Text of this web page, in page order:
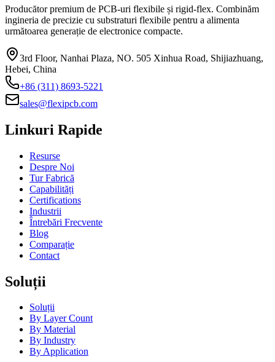
Producător premium de PCB-uri flexibile și rigid-flex. Combinăm
ingineria de precizie cu substraturi flexibile pentru a alimenta
următoarea generație de electronice compacte.
3rd Floor, Nanhai Plaza, NO. 505 Xinhua Road, Shijiazhuang,
Hebei, China
+86 (311) 8693-5221
sales@flexipcb.com
Linkuri Rapide
Resurse
Despre Noi
Tur Fabrică
Capabilități
Certifications
Industrii
Întrebări Frecvente
Blog
Comparație
Contact
Soluții
Soluții
By Layer Count
By Material
By Industry
By Application